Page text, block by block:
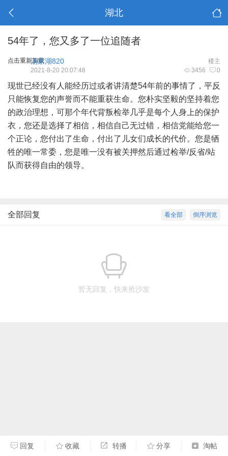
湖北
54年了，您又多了一位追随者
点击重新加载 楼主
汤家湖820
3456 0
2021-8-20 20:07:48
现世已经没有人能经历过或者讲清楚54年前的事情了，平反
只能恢复您的声誉而不能重获生命。您朴实坚毅的坚持着您
的政治理想，可那个年代背叛检举几乎是每个人身上的保护
衣，您还是选择了相信，相信自己无过错，相信党能给您一
个正论，您付出了生命，付出了儿女们成长的代价。您是牺
牲的唯一常委，您是唯一没有被关押然后通过检举/反省/站
队而获得自由的领导。
倒序浏览
看全部
全部回复
暂无回复，快来抢沙发
回复 收藏 转播 分享 淘帖